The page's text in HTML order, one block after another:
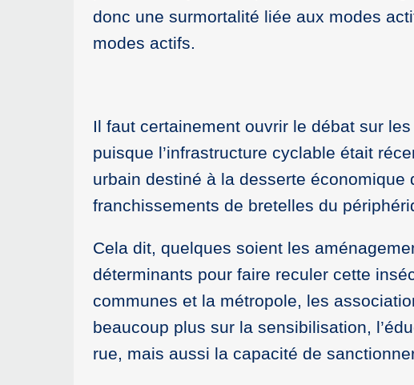
donc une surmortalité liée aux modes
modes actifs.
Il faut certainement ouvrir le débat sur
puisque l’infrastructure cyclable était
urbain destiné à la desserte économique
franchissements de bretelles du
Cela dit, quelques soient les
déterminants pour faire reculer cette
communes et la métropole, les
beaucoup plus sur la sensibilisation,
rue, mais aussi la capacité de